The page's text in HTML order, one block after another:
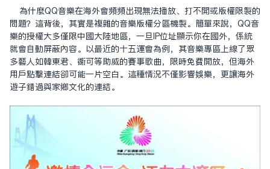
為什麼QQ音樂在海外會頻頻出現無法播放、打不開或版權限制的
問題？這背後，其實是複雜的音樂版權分區機制。簡單來說，QQ音
樂的授權大多僅限中國大陸地區，一旦IP位址顯示你在國外，系統
就會自動屏蔽內容。以最近的十五運會為例，其音樂專區上線了眾
多藝人如韓東君、胡可等助威的賽事歌曲，限時免費開放，但海外
用戶點擊連結卻可能一片空白。這種情況不僅影響娛樂，更讓海外
遊子錯過與家鄉文化的連結。